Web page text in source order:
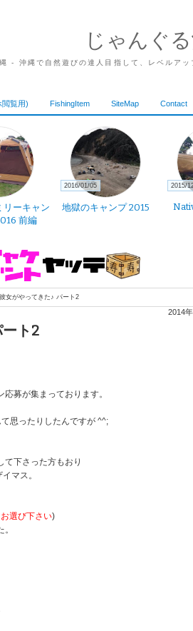
じゃんぐ
- 沖縄で自然遊びの達人目指して、レベルア
閲覧用) FishingItem SiteMap Contact
リーキャン
前編
地獄のキャンプ 2015
2016/01/05 2015/
女がやってきた♪ パート2
2014
ト2
募が集まっております。
思ったりしたんですが ^^;
て下さった方もおり
マス。
選び下さい)